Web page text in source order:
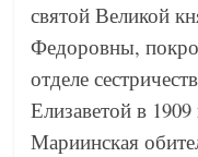
святой Великой
Федоровны,
отделе
Елизаветой в
Мариинская